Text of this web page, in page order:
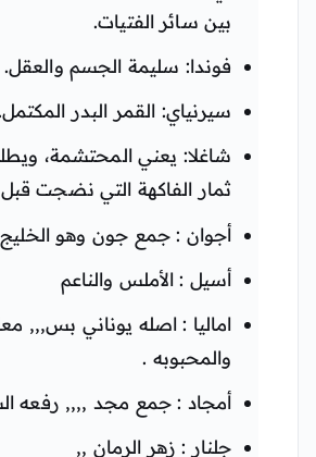
بين سائر الفتيات.
فوندا: سليمة الجسم والعقل.
سيرنياي: القمر البدر
شاغلا: يعني المحتشمة،
ثمار الفاكهة التي نضجت قبل
أجوان : جمع جون وهو الخليج
أسيل : الأملس والناعم
اماليا : اصله يوناني بس,,,
والمحبوبه .
أمجاد : جمع مجد ,,,, رفعه
جلنار : زهر الرمان ,,